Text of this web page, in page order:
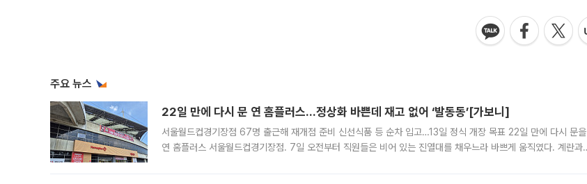
주요 뉴스
22일 만에 다시 문 연 홈플러스…정상화 바쁜데 재고 없어 ‘발동동’[가보니]
서울월드컵경기장점 67명 출근해 재개점 준비 신선식품 등 순차 입고…13일 정식 개장 목표 22일 만에 다시 문을
연 홈플러스 서울월드컵경기장점. 7일 오전부터 직원들은 비어 있는 진열대를 채우느라 바쁘게 움직였다. 계란과